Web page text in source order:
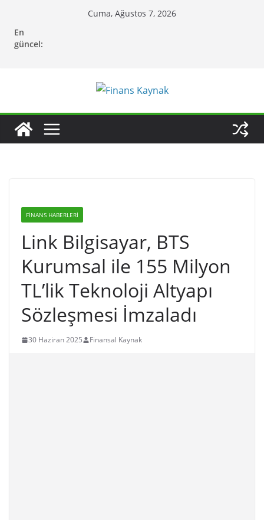
content
Cuma, Ağustos 7, 2026
En
güncel:
FINANS HABERLERI
Link Bilgisayar, BTS
Kurumsal ile 155 Milyon
TL’lik Teknoloji Altyapı
Sözleşmesi İmzaladı
30 Haziran 2025 Finansal Kaynak